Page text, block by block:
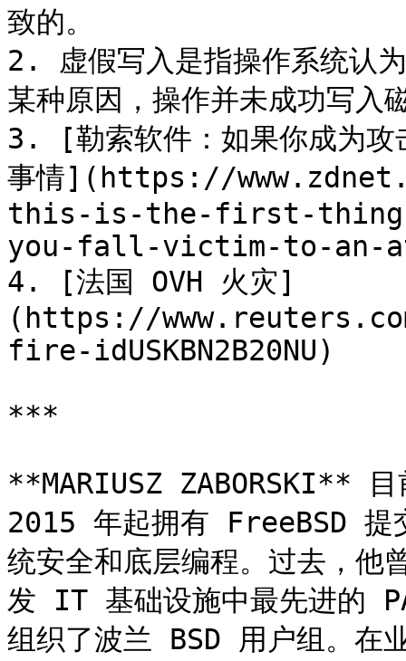
致的。
2. 虚假写入是指操作系统认
某种原因，操作并未成功写入
3. [勒索软件：如果你成为攻
事情](https://
this-is-the-first-
you-fall-victim-to-an-
4. [法国 OVH 火灾]
(https://
fire-idUSKBN2B20NU)
***
**MARIUSZ ZABORSKI**
2015 年起拥有 FreeBSD 提
统安全和底层编程。过去，
发 IT 基础设施中最先进的
组织了波兰 BSD 用户组。在